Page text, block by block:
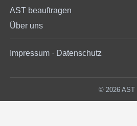
AST beauftragen
Über uns
Impressum · Datenschutz
© 2026 AST